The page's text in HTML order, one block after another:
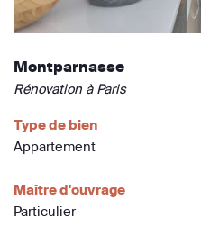
Montparnasse
Rénovation à Paris
Type de bien
Appartement
Maître d'ouvrage
Particulier